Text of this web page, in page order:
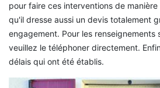
pour faire ces interventions de
qu'il dresse aussi un devis totalement
engagement. Pour les renseignements
veuillez le téléphoner directement.
délais qui ont été établis.